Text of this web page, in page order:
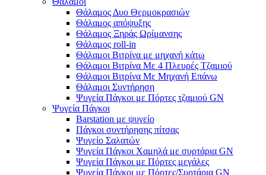
Θάλαμος Δυο Θερμοκρασιών
Θάλαμος απόψυξης
Θάλαμος Ξηράς Ωρίμανσης
Θάλαμος roll-in
Θάλαμοι Βιτρίνα με μηχανή κάτω
Θάλαμοι Βιτρίνα Με 4 Πλευρές Τζαμιού
Θάλαμοι Βιτρίνα Με Μηχανή Επάνω
Θάλαμοι Συντήρηση
Ψυγεία Πάγκοι με Πόρτες τζαμιού GN
Ψυγεία Πάγκοι
Barstation με ψυγείο
Πάγκοι συντήρησης πίτσας
Ψυγείο Σαλατών
Ψυγεία Πάγκοι Χαμηλά με συρτάρια GN
Ψυγεία Πάγκοι με Πόρτες μεγάλες
Ψυγεία Πάγκοι με Πόρτες/Συρτάρια GN